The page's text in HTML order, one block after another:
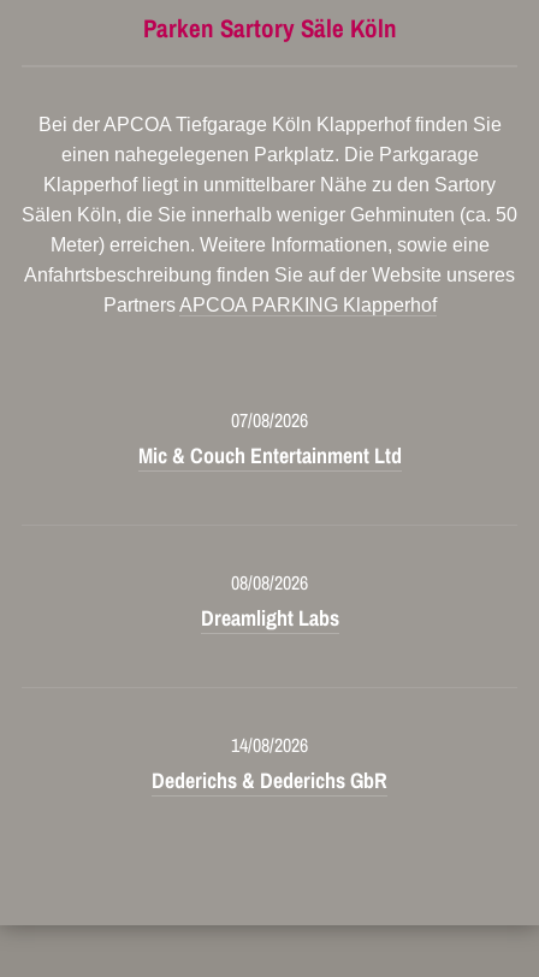
Parken Sartory Säle Köln
Bei der APCOA Tiefgarage Köln Klapperhof finden Sie
einen nahegelegenen Parkplatz. Die Parkgarage
Klapperhof liegt in unmittelbarer Nähe zu den Sartory
Sälen Köln, die Sie innerhalb weniger Gehminuten (ca. 50
Meter) erreichen. Weitere Informationen, sowie eine
Anfahrtsbeschreibung finden Sie auf der Website unseres
PartnersAPCOA PARKING Klapperhof
07/08/2026
Mic & Couch Entertainment Ltd
08/08/2026
Dreamlight Labs
14/08/2026
Dederichs & Dederichs GbR